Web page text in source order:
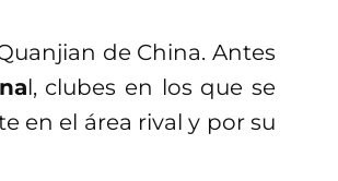
de China. Antes
l, clubes en los que se
en el área rival y por su